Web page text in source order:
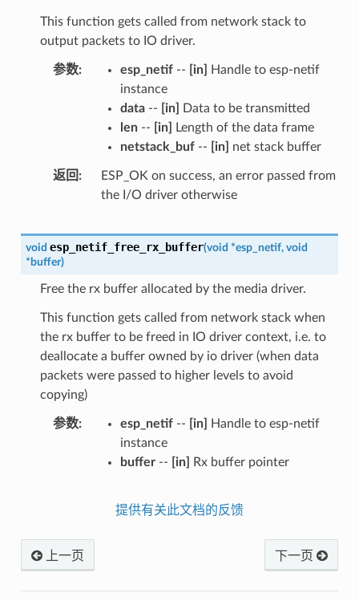
This function gets called from network stack to
output packets to IO driver.
参数 esp_netif-- [in]
Handle to esp-netif
instance
data-- [in]
Data to be transmitted
len-- [in]
Length of the data frame
netstack_buf-- [in] net stack buffer
返回
ESP_OK on success, an error passed from
the I/O driver otherwise
void esp_netif_free_rx_buffer(void *esp_netif, void
* buffer)
Free the rx buffer allocated by the media driver.
This function gets called from network stack when
the rx buffer to be freed in IO driver context, i.e. to
deallocate a buffer owned by io driver (when data
packets were passed to higher levels to avoid
copying)
参数 esp_netif-- [in]
Handle to esp-netif
instance
buffer-- [in] Rx buffer pointer
提供有关此文档的反馈
上一页 下一页